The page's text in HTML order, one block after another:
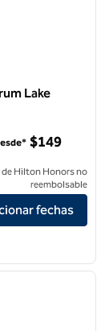
Lake
Irvine Spectrum
$149
de Hilton Honors no
reembolsable
fechas